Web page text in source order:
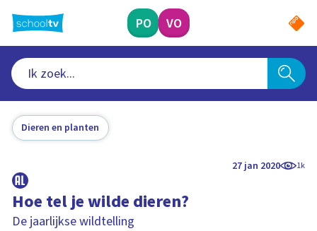
naar
hoofdinhoud
PO VO
Dieren en planten
27 jan 2020 1k
Hoe tel je wilde dieren?
De jaarlijkse wildtelling